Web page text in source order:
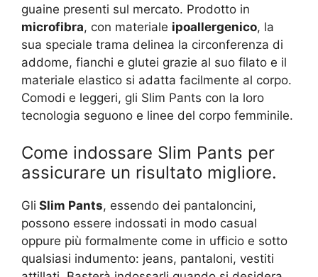
guaine presenti sul mercato. Prodotto in
microfibra, con materiale ipoallergenico, la
sua speciale trama delinea la circonferenza di
addome, fianchi e glutei grazie al suo filato e il
materiale elastico si adatta facilmente al corpo.
Comodi e leggeri, gli Slim Pants con la loro
tecnologia seguono e linee del corpo femminile.
Come indossare Slim Pants per
assicurare un risultato migliore.
Gli Slim Pants, essendo dei pantaloncini,
possono essere indossati in modo casual
oppure più formalmente come in ufficio e sotto
qualsiasi indumento: jeans, pantaloni, vestiti